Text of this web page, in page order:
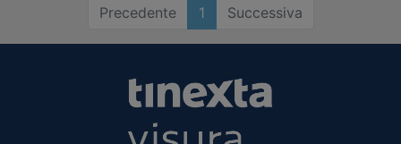
Precedente 1 Successiva